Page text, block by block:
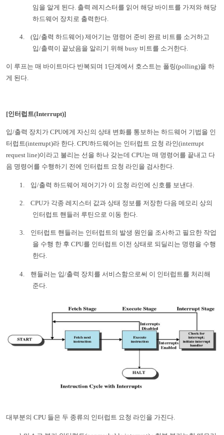
임을 알게 된다 출력 레지스터를 읽어 해당 바이트를 가져와 해당
하드웨어 장치로 출력한다
4. (입/출력 하드웨어) 제어기는 명령어 준비 완료 비트를 소거하고
입/출력이 끝났음을 알리기 위해 busy 비트를 소거한다
이 루프는 매 바이트마다 반복되며 1단계에서 호스트는 폴링(polling)을 하
게 된다.
[인터럽트(Interrupt)]
입/출력 장치가 CPU에게 자신의 상태 변화를 통보하는 하드웨어 기법을 인
터럽트(interrupt)라 한다. CPU하드웨어는 인터럽트 요청 라인(interrupt
request line)이라고 불리는 선을 하나 갖는데 CPU는 매 명령어를 끝내고 다
음 명령어를 수행하기 전에 인터럽트 요청 라인을 검사한다.
1. 입/출력 하드웨어 제어기가 이 요청 라인에 신호를 보낸다.
2. CPU가 각종 레지스터 값과 상태 정보를 저장한 다음 메모리 상의
인터럽트 핸들러 루틴으로 이동 한다
3.
인터럽트 핸들러는 인터럽트의 발생 원인을 조사하고 필요한 작업
을 수행 한 후 CPU를 인터럽트 이전 상태로 되딜리는 명령을 수행
한다.
4. 핸들러는 입/출력 장치를 서비스함으로써 이 인터럽트를 처리해
준다
대부분의 CPU 들은 두 종류의 인터럽트 요청 라인을 가진다.